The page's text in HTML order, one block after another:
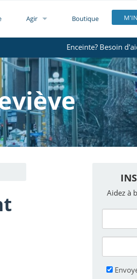
Agir Boutique
Enceinte? Besoin
Aidez à